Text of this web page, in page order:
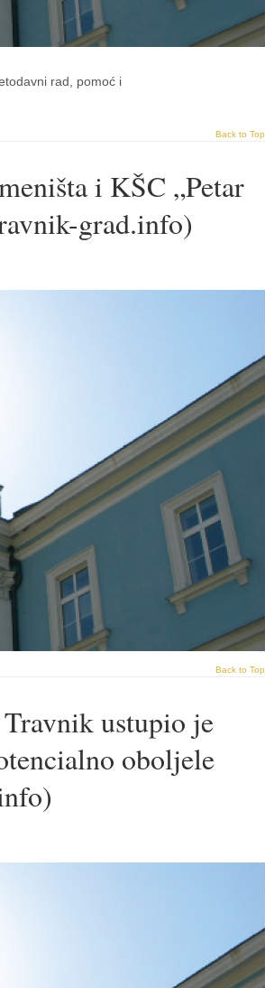
rad, pomoć i
Back to Top
i KŠC „Petar
grad.info)
Back to Top
ustupio je
oboljele